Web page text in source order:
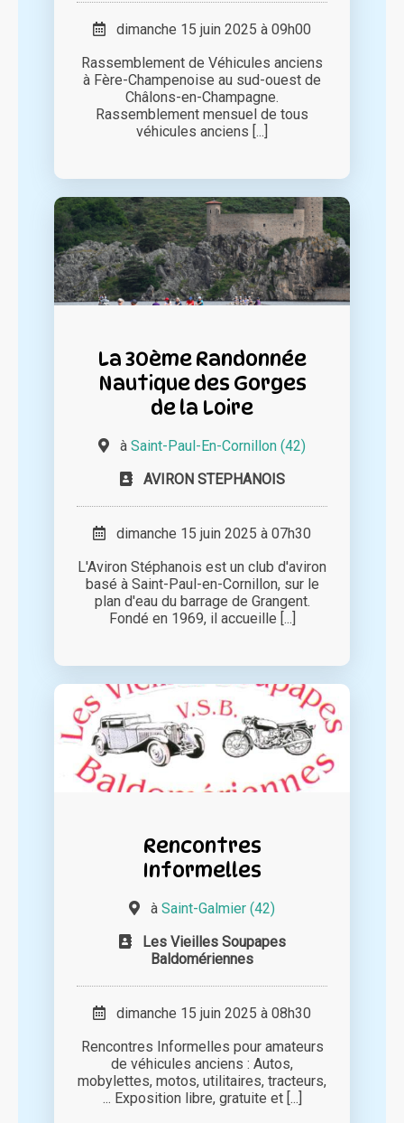
dimanche 15 juin 2025 à 09h00
Rassemblement de Véhicules anciens
à Fère-Champenoise au sud-ouest de
Châlons-en-Champagne.
Rassemblement mensuel de tous
véhicules anciens [...]
La 30ème Randonnée
Nautique des Gorges
de la Loire
à Saint-Paul-En-Cornillon (42)
AVIRON STEPHANOIS
dimanche 15 juin 2025 à 07h30
L'Aviron Stéphanois est un club d'aviron
basé à Saint-Paul-en-Cornillon, sur le
plan d'eau du barrage de Grangent.
Fondé en 1969, il accueille [...]
Rencontres
Informelles
à Saint-Galmier (42)
Les Vieilles Soupapes
Baldomériennes
dimanche 15 juin 2025 à 08h30
Rencontres Informelles pour amateurs
de véhicules anciens : Autos,
mobylettes, motos, utilitaires, tracteurs,
... Exposition libre, gratuite et [...]